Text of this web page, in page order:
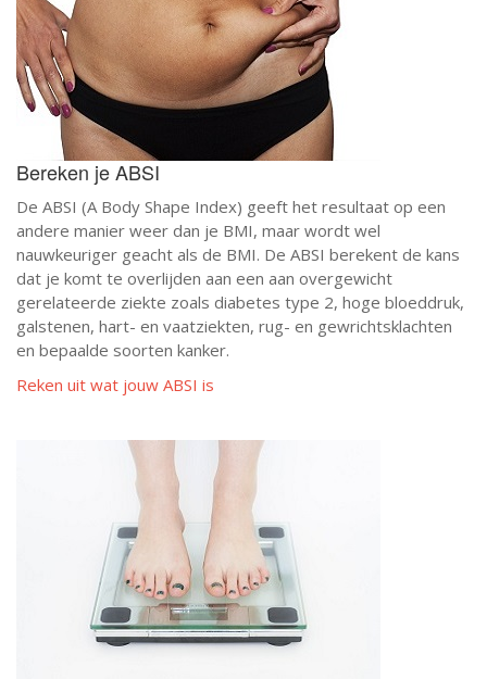
Bereken je ABSI
De ABSI (A Body Shape Index) geeft het resultaat op een
andere manier weer dan je BMI, maar wordt wel
nauwkeuriger geacht als de BMI. De ABSI berekent de kans
dat je komt te overlijden aan een aan overgewicht
gerelateerde ziekte zoals diabetes type 2, hoge bloeddruk,
galstenen, hart- en vaatziekten, rug- en gewrichtsklachten
en bepaalde soorten kanker.
Reken uit wat jouw ABSI is